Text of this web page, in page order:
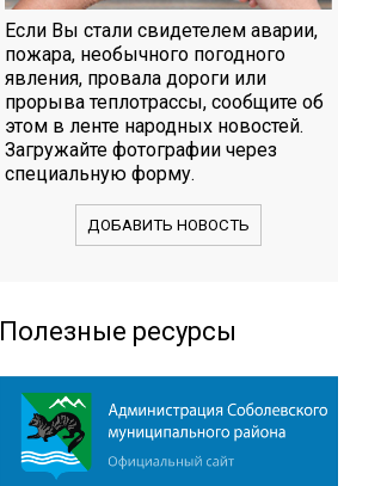
Если Вы стали свидетелем аварии,
пожара, необычного погодного
явления, провала дороги или
прорыва теплотрассы, сообщите об
этом в ленте народных новостей.
Загружайте фотографии через
специальную форму.
ДОБАВИТЬ НОВОСТЬ
Полезные ресурсы